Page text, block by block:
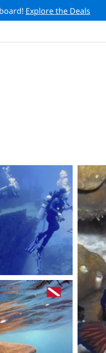
Explore the Deals